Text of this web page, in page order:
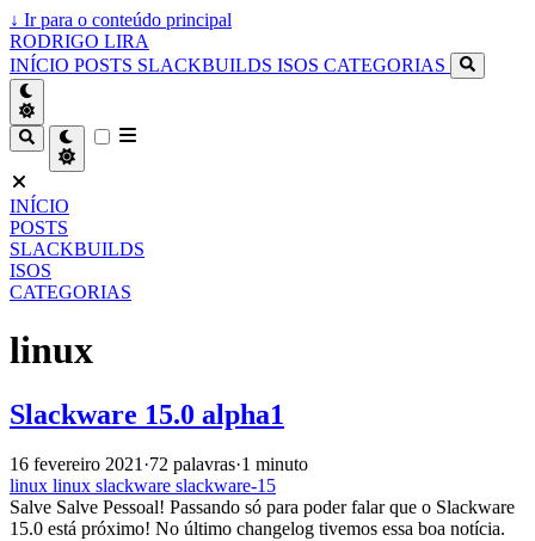
↓ Ir para o conteúdo principal
RODRIGO LIRA
INÍCIO POSTS SLACKBUILDS ISOS CATEGORIAS
INÍCIO
POSTS
SLACKBUILDS
ISOS
CATEGORIAS
linux
Slackware 15.0 alpha1
16 fevereiro 2021·72 palavras·1 minuto
linux linux slackware slackware-15
Salve Salve Pessoal! Passando só para poder falar que o Slackware
15.0 está próximo! No último changelog tivemos essa boa notícia.